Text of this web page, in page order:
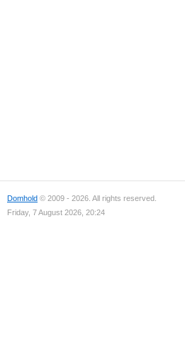
Domhold © 2009 - 2026. All rights reserved.
Friday, 7 August 2026, 20:24